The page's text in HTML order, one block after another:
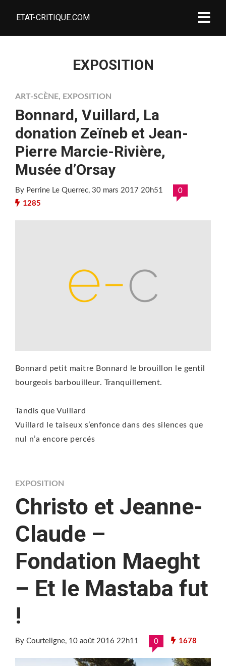
ETAT-CRITIQUE.COM
EXPOSITION
ART-SCÈNE, EXPOSITION
Bonnard, Vuillard, La
donation Zeïneb et Jean-
Pierre Marcie-Rivière,
Musée d’Orsay
By Perrine Le Querrec, 30 mars 2017 20h51
0
1285
Bonnard petit maitre Bonnard le brouillon le gentil
bourgeois barbouilleur. Tranquillement.
Tandis que Vuillard
Vuillard le taiseux s’enfonce dans des silences que
nul n’a encore percés
EXPOSITION
Christo et Jeanne-
Claude –
Fondation Maeght
– Et le Mastaba fut
!
By Courteligne, 10 août 2016 22h11 0 1678